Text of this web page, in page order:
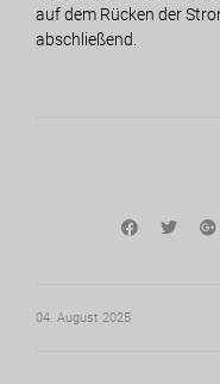
auf dem Rücken der
abschließend.
04. August 2025